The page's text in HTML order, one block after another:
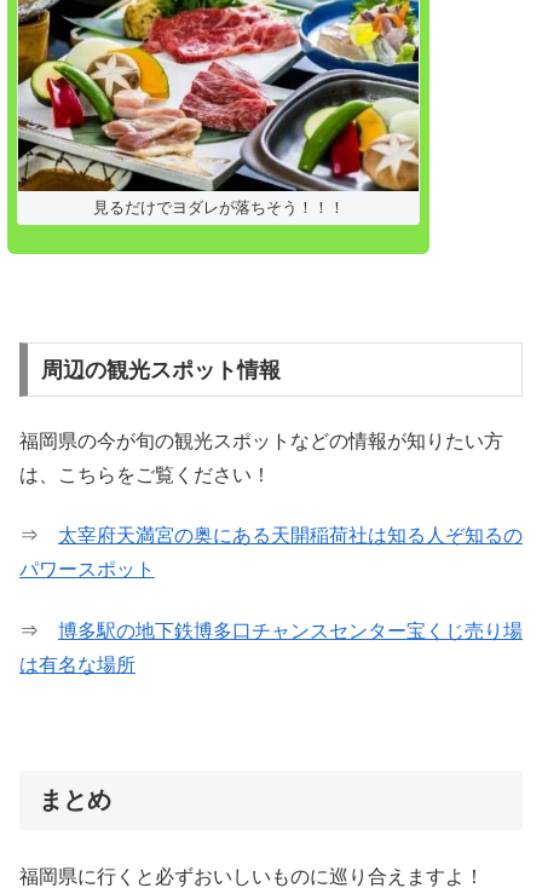
見るだけでヨダレが落ちそう！！！
周辺の観光スポット情報
福岡県の今が旬の観光スポットなどの情報が知りたい方
は、こちらをご覧ください！
⇒ 太宰府天満宮の奥にある天開稲荷社は知る人ぞ知るの
パワースポット
⇒ 博多駅の地下鉄博多口チャンスセンター宝くじ売り場
は有名な場所
まとめ
福岡県に行くと必ずおいしいものに巡り合えますよ！